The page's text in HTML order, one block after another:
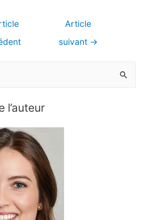
Article
suivant →
l’auteur